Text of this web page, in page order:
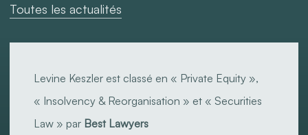
Toutes les actualités
Keszler
classé
Levine Keszler est classé en « Private Equity »,
« Insolvency & Reorganisation » et « Securities
Law » par Best Lawyers